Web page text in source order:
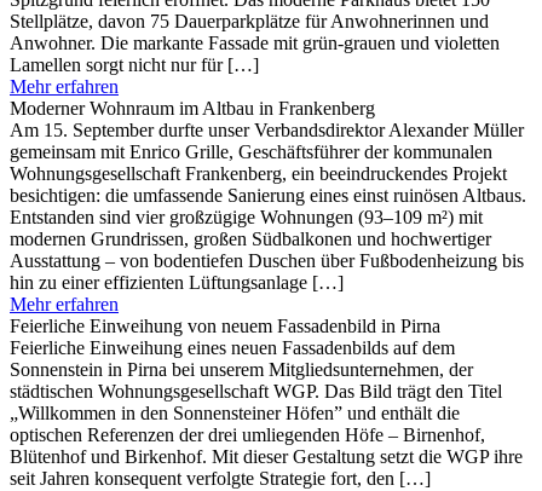
Stellplätze, davon 75 Dauerparkplätze für Anwohnerinnen und
Anwohner. Die markante Fassade mit grün-grauen und violetten
Lamellen sorgt nicht nur für […]
Mehr erfahren
Moderner Wohnraum im Altbau in Frankenberg
Am 15. September durfte unser Verbandsdirektor Alexander Müller
gemeinsam mit Enrico Grille, Geschäftsführer der kommunalen
Wohnungsgesellschaft Frankenberg, ein beeindruckendes Projekt
besichtigen: die umfassende Sanierung eines einst ruinösen Altbaus.
Entstanden sind vier großzügige Wohnungen (93–109 m²) mit
modernen Grundrissen, großen Südbalkonen und hochwertiger
Ausstattung – von bodentiefen Duschen über Fußbodenheizung bis
hin zu einer effizienten Lüftungsanlage […]
Mehr erfahren
Feierliche Einweihung von neuem Fassadenbild in Pirna
Feierliche Einweihung eines neuen Fassadenbilds auf dem
Sonnenstein in Pirna bei unserem Mitgliedsunternehmen, der
städtischen Wohnungsgesellschaft WGP. Das Bild trägt den Titel
„Willkommen in den Sonnensteiner Höfen” und enthält die
optischen Referenzen der drei umliegenden Höfe – Birnenhof,
Blütenhof und Birkenhof. Mit dieser Gestaltung setzt die WGP ihre
seit Jahren konsequent verfolgte Strategie fort, den […]